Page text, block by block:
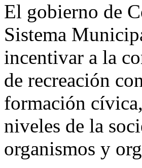
El gobierno de
Sistema
incentivar a la
de recreación
formación
niveles de la
organismos y